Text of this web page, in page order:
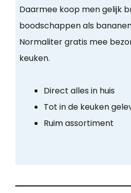
Daarmee koop men gelijk
boodschappen als
Normaliter gratis mee
keuken.
Direct alles in huis
Tot in de keuken
Ruim assortiment